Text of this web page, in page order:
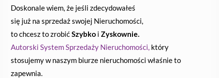
Doskonale wiem, że jeśli zdecydowałeś
się już na sprzedaż swojej Nieruchomości,
to chcesz to zrobićSzybko i Zyskownie.
Autorski System Sprzedaży Nieruchomości, który
stosujemy w naszym biurze nieruchomości właśnie to
zapewnia.